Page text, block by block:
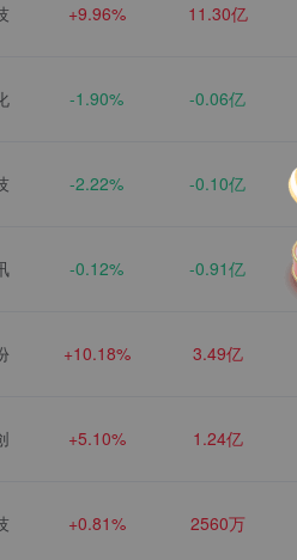
+9.96% 11.30亿
-1.90% -0.06亿
-2.22% -0.10亿
-0.12% -0.91亿
+10.18% 3.49亿
+5.10% 1.24亿
+0.81% 2560万